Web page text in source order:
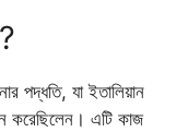
পদ্ধতি, যা ইতালিয়ান
করেছিলেন। এটি কাজ